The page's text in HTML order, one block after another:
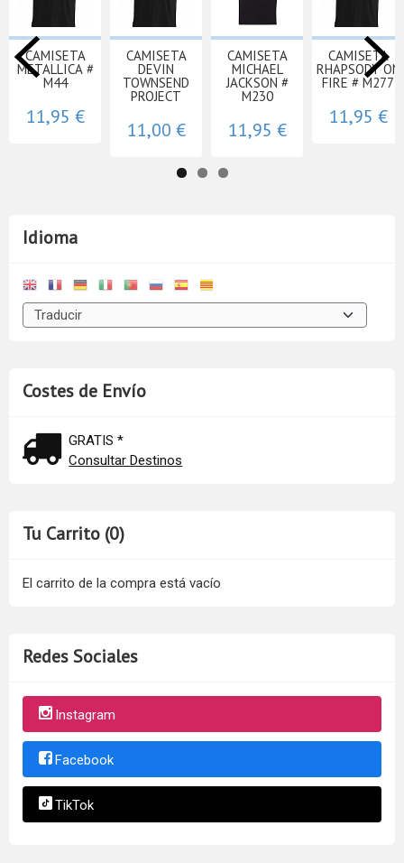
Idioma
Costes de Envío
GRATIS *
Consultar Destinos
Tu Carrito (0)
El carrito de la compra está vacío
Redes Sociales
Instagram
Facebook
TikTok
CAMISETA
METALLICA #
M44
11,95 €
CAMISETA
DEVIN
TOWNSEND
PROJECT
11,00 €
CAMISETA
MICHAEL
JACKSON #
M230
11,95 €
CAMISETA
RHAPSODY ON
FIRE # M277
11,95 €